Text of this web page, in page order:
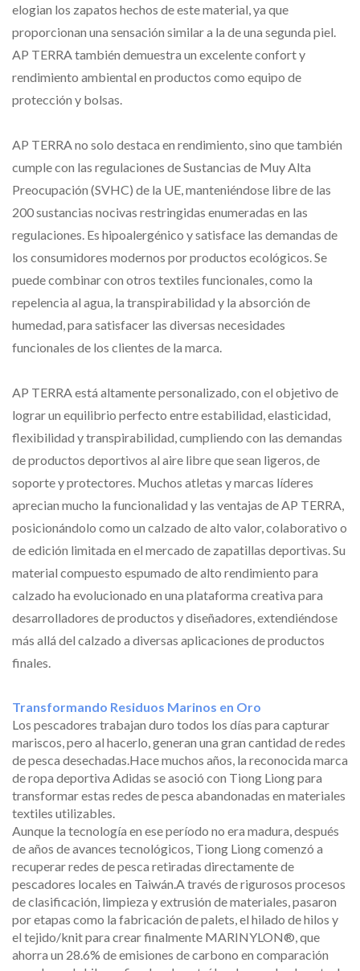
elogian los zapatos hechos de este material, ya que
proporcionan una sensación similar a la de una segunda piel.
AP TERRA también demuestra un excelente confort y
rendimiento ambiental en productos como equipo de
protección y bolsas.
AP TERRA no solo destaca en rendimiento, sino que también
cumple con las regulaciones de Sustancias de Muy Alta
Preocupación (SVHC) de la UE, manteniéndose libre de las
200 sustancias nocivas restringidas enumeradas en las
regulaciones. Es hipoalergénico y satisface las demandas de
los consumidores modernos por productos ecológicos. Se
puede combinar con otros textiles funcionales, como la
repelencia al agua, la transpirabilidad y la absorción de
humedad, para satisfacer las diversas necesidades
funcionales de los clientes de la marca.
AP TERRA está altamente personalizado, con el objetivo de
lograr un equilibrio perfecto entre estabilidad, elasticidad,
flexibilidad y transpirabilidad, cumpliendo con las demandas
de productos deportivos al aire libre que sean ligeros, de
soporte y protectores. Muchos atletas y marcas líderes
aprecian mucho la funcionalidad y las ventajas de AP TERRA,
posicionándolo como un calzado de alto valor, colaborativo o
de edición limitada en el mercado de zapatillas deportivas. Su
material compuesto espumado de alto rendimiento para
calzado ha evolucionado en una plataforma creativa para
desarrolladores de productos y diseñadores, extendiéndose
más allá del calzado a diversas aplicaciones de productos
finales.
Transformando Residuos Marinos en Oro
Los pescadores trabajan duro todos los días para capturar
mariscos, pero al hacerlo, generan una gran cantidad de redes
de pesca desechadas.Hace muchos años, la reconocida marca
de ropa deportiva Adidas se asoció con Tiong Liong para
transformar estas redes de pesca abandonadas en materiales
textiles utilizables.
Aunque la tecnología en ese período no era madura, después
de años de avances tecnológicos, Tiong Liong comenzó a
recuperar redes de pesca retiradas directamente de
pescadores locales en Taiwán.A través de rigurosos procesos
de clasificación, limpieza y extrusión de materiales, pasaron
por etapas como la fabricación de palets, el hilado de hilos y
el tejido/knit para crear finalmente MARINYLON®, que
ahorra un 28.6% de emisiones de carbono en comparación